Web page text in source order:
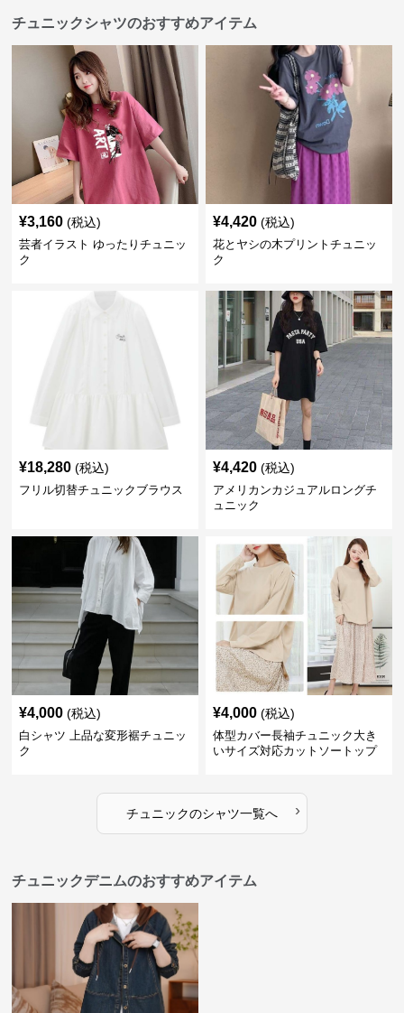
チュニックシャツのおすすめアイテム
¥3,160 (税込)
芸者イラスト ゆったりチュニッ
ク
¥4,420 (税込)
花とヤシの木プリントチュニッ
ク
¥18,280 (税込)
フリル切替チュニックブラウス
¥4,420 (税込)
アメリカンカジュアルロングチ
ュニック
¥4,000 (税込)
白シャツ 上品な変形裾チュニッ
ク
¥4,000 (税込)
体型カバー長袖チュニック大き
いサイズ対応カットソートップ
チュニックのシャツ一覧へ ›
チュニックデニムのおすすめアイテム